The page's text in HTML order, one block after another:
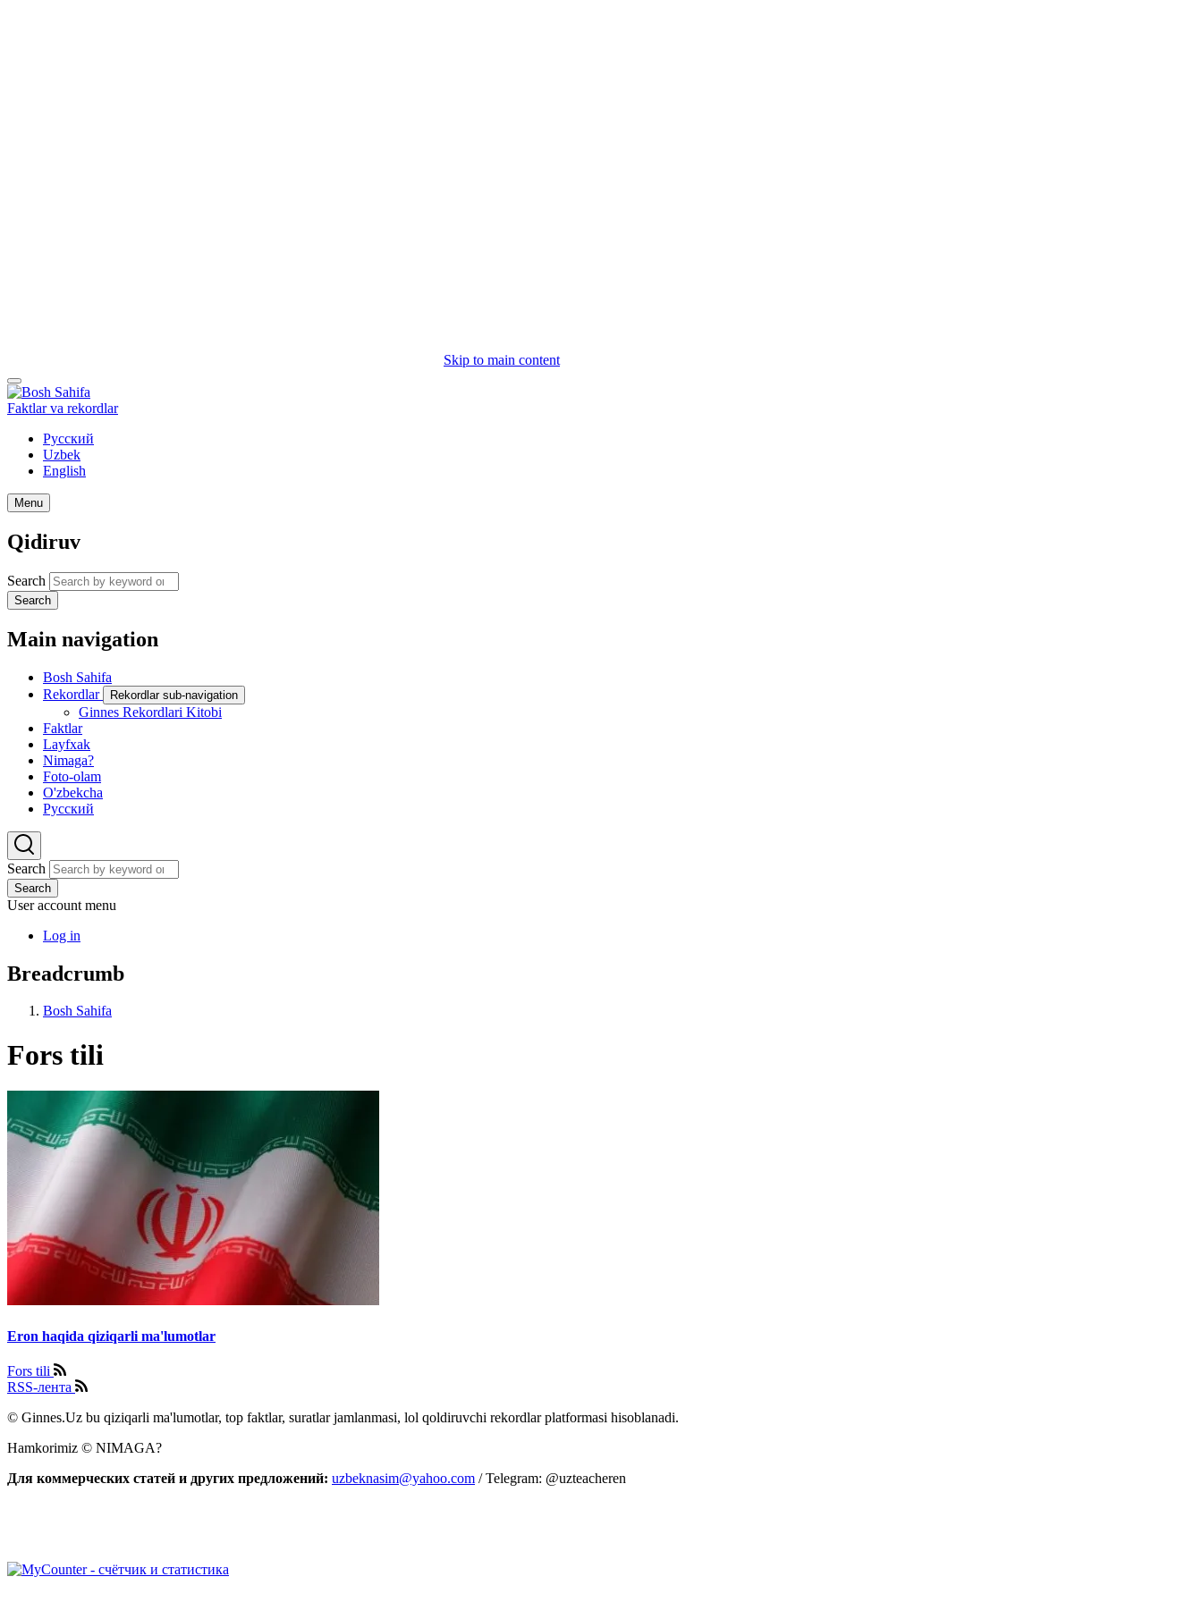
Skip to main content
Faktlar va rekordlar
Русский
Uzbek
English
Menu
Qidiruv
Search
Search
Main navigation
Bosh Sahifa
Rekordlar
Rekordlar sub-navigation
Ginnes Rekordlari Kitobi
Faktlar
Layfxak
Nimaga?
Foto-olam
O'zbekcha
Русский
Search
Search
User account menu
Log in
Breadcrumb
Bosh Sahifa
Fors tili
Eron haqida qiziqarli ma'lumotlar
Fors tili
RSS-лента
© Ginnes.Uz bu qiziqarli ma'lumotlar, top faktlar, suratlar jamlanmasi, lol qoldiruvchi rekordlar platformasi hisoblanadi.
Hamkorimiz © NIMAGA?
Для коммерческих статей и других предложений: uzbeknasim@yahoo.com / Telegram: @uzteacheren